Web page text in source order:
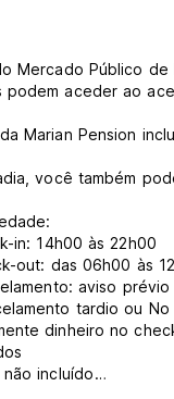
Mercado Público
podem aceder ao
Marian Pension
você também
in: 14h00 às 22h00
out: das 06h00 às
aviso
tardio ou
dinheiro no
incluído